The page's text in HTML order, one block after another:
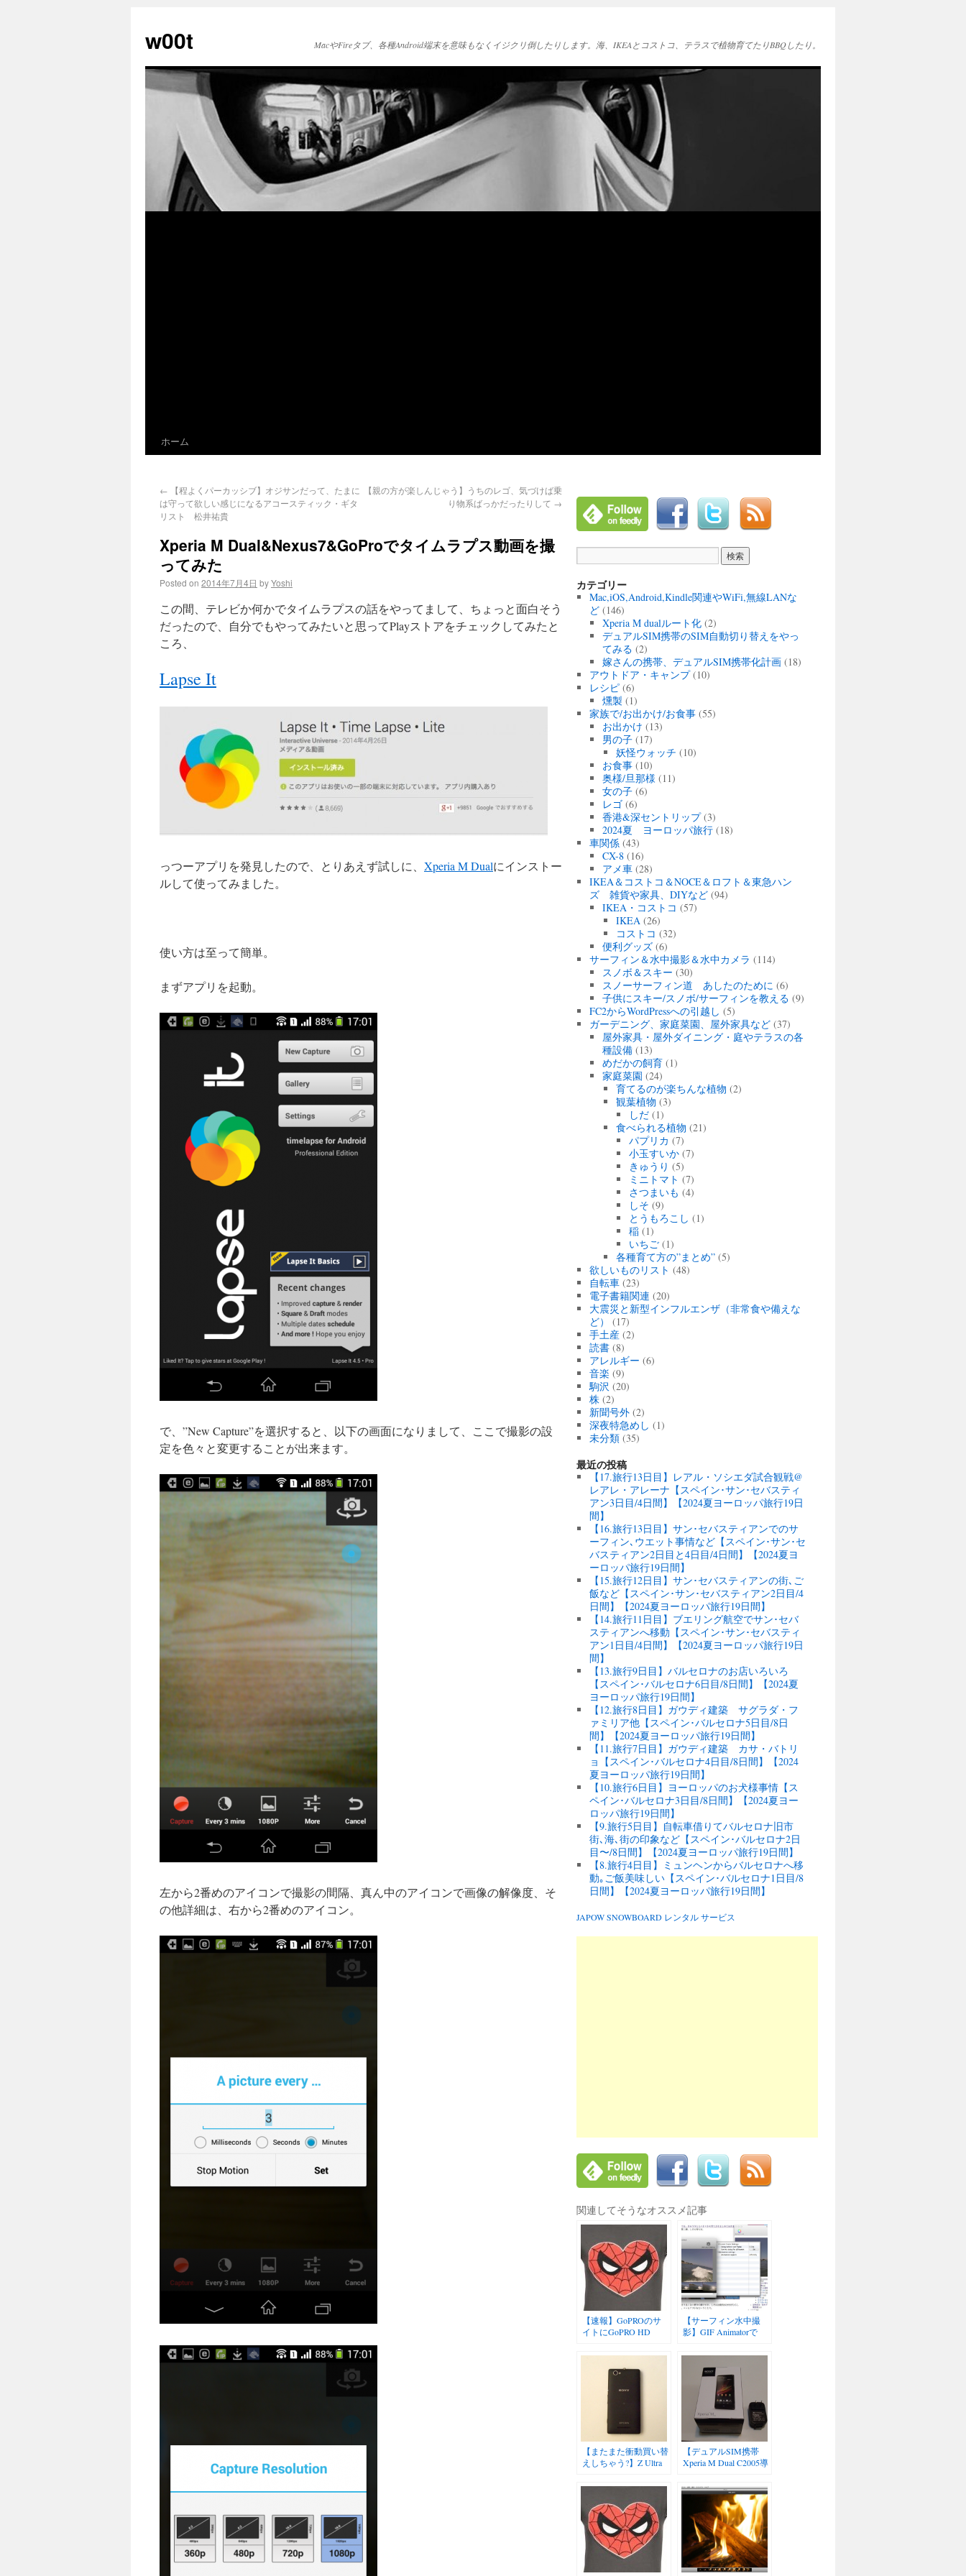
w00t MacやFireタブ、各種Android端末を意味もなくイジクリ倒したりします。海、IKEAとコストコ、テラスで植物育てたりBBQしたり。
ホーム
← 【程よくパーカッシブ】オジサンだって、たまに
は守って欲しい感じになるアコースティック・ギタ
リスト 松井祐貴
【親の方が楽しんじゃう】うちのレゴ、気づけば乗
り物系ばっかだったりして →
Xperia M Dual&Nexus7&GoProでタイムラプス動画を撮
ってみた
Posted on 2014年7月4日 byYoshi
この間、テレビか何かでタイムラプスの話をやってまして、ちょっと面白そう
だったので、自分でもやってみたいと思ってPlayストアをチェックしてみたと
ころ、
Lapse It
っつーアプリを発見したので、とりあえず試しに、 Xperia M Dualにインストー
ルして使ってみました。
使い方は至って簡単。
まずアプリを起動。
で、”New Capture”を選択すると、以下の画面になりまして、ここで撮影の設
定を色々と変更することが出来ます。
左から2番めのアイコンで撮影の間隔、真ん中のアイコンで画像の解像度、そ
の他詳細は、右から2番めのアイコン。
カテゴリー
Mac,iOS,Android,Kindle関連やWiFi,無線LANな
ど (146)
Xperia M dualルート化 (2)
デュアルSIM携帯のSIM自動切り替えをやっ
てみる (2)
嫁さんの携帯、デュアルSIM携帯化計画 (18)
アウトドア・キャンプ(10)
レシピ (6)
燻製 (1)
家族で/お出かけ/お食事 (55)
お出かけ (13)
男の子 (17)
妖怪ウォッチ (10)
お食事 (10)
奥様/旦那様 (11)
女の子 (6)
レゴ (6)
香港&深セントリップ(3)
2024夏 ヨーロッパ旅行 (18)
車関係 (43)
CX-8 (16)
アメ車 (28)
IKEA＆コストコ＆NOCE＆ロフト＆東急ハン
ズ 雑貨や家具、DIYなど (94)
IKEA・コストコ (57)
IKEA(26)
コストコ (32)
便利グッズ (6)
サーフィン＆水中撮影＆水中カメラ (114)
スノボ＆スキー (30)
スノーサーフィン道 あしたのために (6)
子供にスキー/スノボ/サーフィンを教える (9)
FC2からWordPressへの引越し (5)
ガーデニング、家庭菜園、屋外家具など (37)
屋外家具・屋外ダイニング・庭やテラスの各
種設備 (13)
めだかの飼育 (1)
家庭菜園 (24)
育てるのが楽ちんな植物 (2)
観葉植物 (3)
しだ(1)
食べられる植物 (21)
パプリカ (7)
小玉すいか(7)
きゅうり (5)
ミニトマト (7)
さつまいも (4)
しそ (9)
とうもろこし (1)
稲(1)
いちご(1)
各種育て方の”まとめ”(5)
欲しいものリスト (48)
自転車 (23)
電子書籍関連 (20)
大震災と新型インフルエンザ（非常食や備えな
ど）
(17)
手土産 (2)
読書 (8)
アレルギー (6)
音楽 (9)
駒沢 (20)
株 (2)
新聞号外 (2)
深夜特急めし (1)
未分類 (35)
最近の投稿
【17.旅行13日目】レアル・ソシエダ試合観戦@
レアレ・アレーナ【スペイン･サン･セバスティ
アン3日目/4日間】【2024夏ヨーロッパ旅行19日
間】
【16.旅行13日目】サン･セバスティアンでのサ
ーフィン､ウエット事情など【スペイン･サン･セ
バスティアン2日目と4日目/4日間】【2024夏ヨ
ーロッパ旅行19日間】
【15.旅行12日目】サン･セバスティアンの街､ご
飯など【スペイン･サン･セバスティアン2日目/4
日間】【2024夏ヨーロッパ旅行19日間】
【14.旅行11日目】ブエリング航空でサン･セバ
スティアンへ移動【スペイン･サン･セバスティ
アン1日目/4日間】【2024夏ヨーロッパ旅行19日
間】
【13.旅行9日目】バルセロナのお店いろいろ
【スペイン･バルセロナ6日目/8日間】【2024夏
ヨーロッパ旅行19日間】
【12.旅行8日目】ガウディ建築 サグラダ・フ
ァミリア他【スペイン･バルセロナ5日目/8日
間】【2024夏ヨーロッパ旅行19日間】
【11.旅行7日目】ガウディ建築 カサ・バトリ
ョ【スペイン･バルセロナ4日目/8日間】【2024
夏ヨーロッパ旅行19日間】
【10.旅行6日目】ヨーロッパのお犬様事情【ス
ペイン･バルセロナ3日目/8日間】【2024夏ヨー
ロッパ旅行19日間】
【9.旅行5日目】自転車借りてバルセロナ旧市
街､海､街の印象など【スペイン･バルセロナ2日
目〜/8日間】【2024夏ヨーロッパ旅行19日間】
【8.旅行4日目】ミュンヘンからバルセロナへ移
動｡ご飯美味しい【スペイン･バルセロナ1日目/8
日間】【2024夏ヨーロッパ旅行19日間】
JAPOW SNOWBOARD レンタル サービス
関連してそうなオススメ記事
【速報】GoPROのサ
イトにGoPRO HD
【サーフィン水中撮
影】GIF Animatorで
ーフィン動画をGIFア
ニメに
【またまた衝動買い替
えしちゃう?】Z Ultra
ASUS Zenfon 5とか。
に気に入っております
が、イカす機種が多す
ぎる。
【デュアルSIM携帯
Xperia M Dual C2005導
で、色々インストール
したりいじくったり